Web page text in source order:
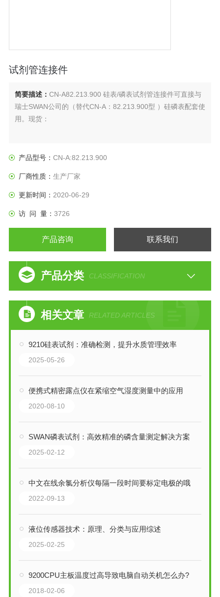
试剂管连接件
简要描述： CN-A82.213.900 硅表/磷表试剂管连接件可直接与
瑞士SWAN公司的（替代CN-A：82.213.900型 ）硅磷表配套使
用。现货：
产品型号： CN-A:82.213.900
厂商性质： 生产厂家
更新时间： 2020-06-29
访 问 量： 3726
产品咨询 联系我们
产品分类 CLASSIFICATION
相关文章 RELATED ARTICLES
9210硅表试剂：准确检测，提升水质管理效率
2025-05-26
便携式精密露点仪在紧缩空气湿度测量中的应用
2020-08-10
SWAN磷表试剂：高效精准的磷含量测定解决方案
2025-02-12
中文在线余氯分析仪每隔一段时间要标定电极的哦
2022-09-13
液位传感器技术：原理、分类与应用综述
2025-02-25
9200CPU主板温度过高导致电脑自动关机怎么办?
2018-02-06